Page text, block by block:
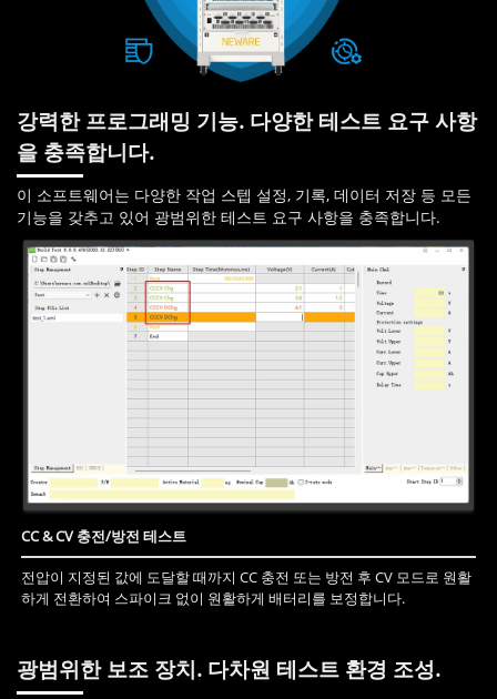
강력한 프로그래밍 기능. 다양한 테스트 요구 사항
을 충족합니다.
이 소프트웨어는 다양한 작업 스텝 설정, 기록, 데이터 저장 등 모든
기능을 갖추고 있어 광범위한 테스트 요구 사항을 충족합니다.
CC & CV 충전/방전 테스트
전압이 지정된 값에 도달할 때까지 CC 충전 또는 방전 후 CV 모드로 원활
하게 전환하여 스파이크 없이 원활하게 배터리를 보정합니다.
광범위한 보조 장치. 다차원 테스트 환경 조성.